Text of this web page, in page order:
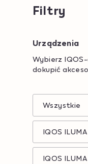
Filtry
Urządzenia
Wybierz
dokupić
Wszystkie
IQOS
IQOS